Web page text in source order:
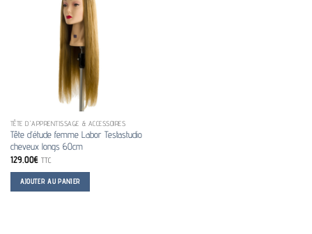
TÊTE D'APPRENTISSAGE & ACCESSOIRES
Tête d’étude femme Labor Testastudio
cheveux longs 60cm
129.00€ TTC
AJOUTER AU PANIER